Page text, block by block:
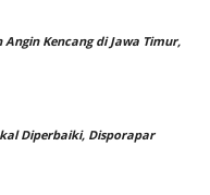
Angin Kencang di Jawa Timur,
Diperbaiki, Disporapar